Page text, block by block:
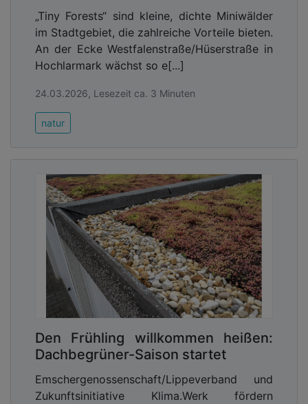
„Tiny Forests“ sind kleine, dichte Miniwälder
im Stadtgebiet, die zahlreiche Vorteile bieten.
An der Ecke Westfalenstraße/Hüserstraße in
Hochlarmark wächst so e[...]
24.03.2026, Lesezeit ca. 3 Minuten
natur
Den Frühling willkommen heißen:
Dachbegrüner-Saison startet
Emschergenossenschaft/Lippeverband und
Zukunftsinitiative Klima.Werk fördern